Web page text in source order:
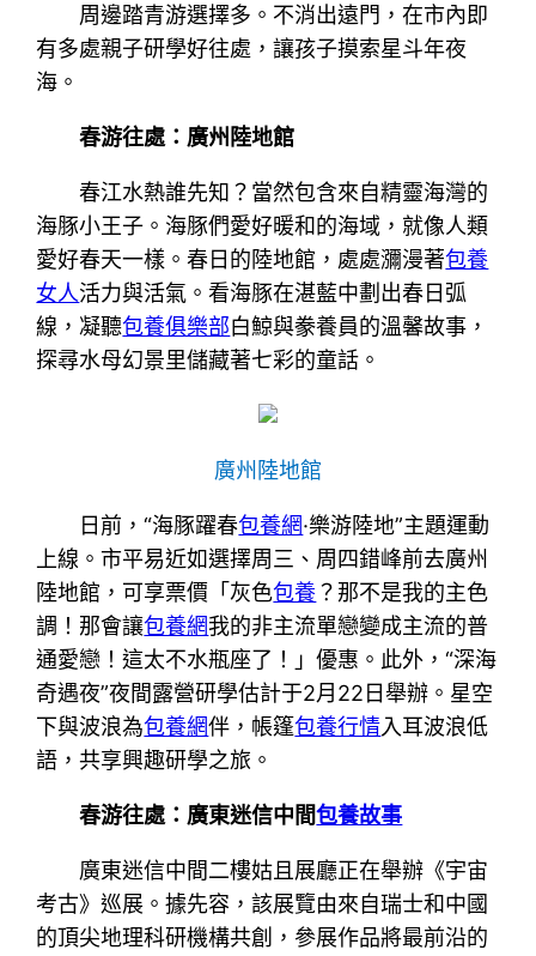
周邊踏青游選擇多。不消出遠門，在市內即
有多處親子研學好往處，讓孩子摸索星斗年夜
海。
春游往處：廣州陸地館
春江水熱誰先知？當然包含來自精靈海灣的
海豚小王子。海豚們愛好暖和的海域，就像人類
愛好春天一樣。春日的陸地館，處處瀰漫著包養
女人活力與活氣。看海豚在湛藍中劃出春日弧
線，凝聽包養俱樂部白鯨與豢養員的溫馨故事，
探尋水母幻景里儲藏著七彩的童話。
廣州陸地館
日前，“海豚躍春包養網·樂游陸地”主題運動
上線。市平易近如選擇周三、周四錯峰前去廣州
陸地館，可享票價「灰色包養？那不是我的主色
調！那會讓包養網我的非主流單戀變成主流的普
通愛戀！這太不水瓶座了！」優惠。此外，“深海
奇遇夜”夜間露營研學估計于2月22日舉辦。星空
下與波浪為包養網伴，帳篷包養行情入耳波浪低
語，共享興趣研學之旅。
春游往處：廣東迷信中間包養故事
廣東迷信中間二樓姑且展廳正在舉辦《宇宙
考古》巡展。據先容，該展覽由來自瑞士和中國
的頂尖地理科研機構共創，參展作品將最前沿的